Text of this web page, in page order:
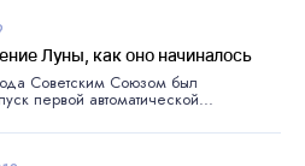
Луны, как оно начиналось
Советским Союзом был
первой автоматической...